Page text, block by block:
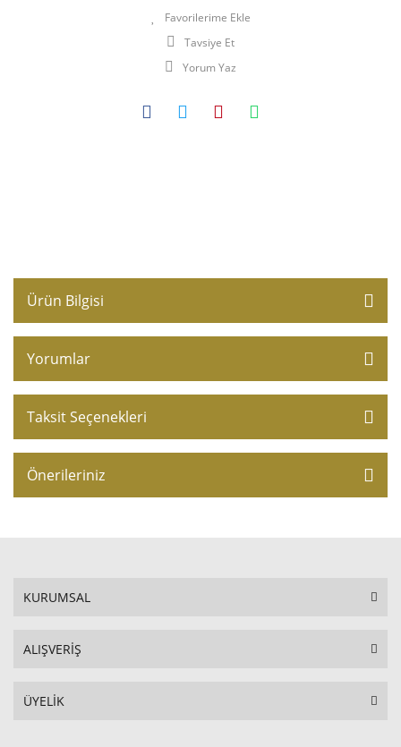
Tavsiye Et
Yorum Yaz
Ürün Bilgisi
Yorumlar
Taksit Seçenekleri
Önerileriniz
KURUMSAL
ALIŞVERİŞ
ÜYELİK